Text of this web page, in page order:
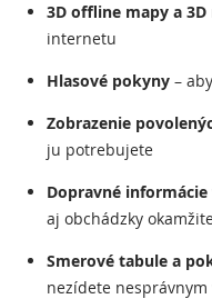
3D offline mapy a 3D
internetu
Hlasové pokyny –
Zobrazenie
ju potrebujete
Dopravné
aj obchádzky
Smerové tabule a
nezídete nesprávnym